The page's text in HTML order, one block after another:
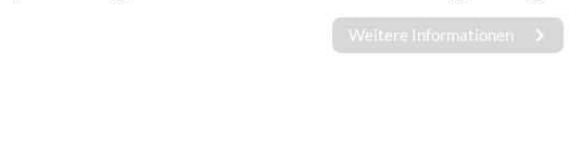
Weitere Informationen